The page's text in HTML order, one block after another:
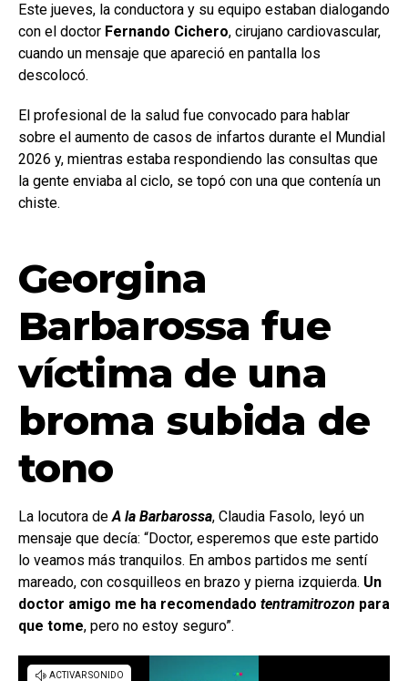
Este jueves, la conductora y su equipo estaban dialogando
con el doctor Fernando Cichero, cirujano cardiovascular,
cuando un mensaje que apareció en pantalla los
descolocó.
El profesional de la salud fue convocado para hablar
sobre el aumento de casos de infartos durante el Mundial
2026 y, mientras estaba respondiendo las consultas que
la gente enviaba al ciclo, se topó con una que contenía un
chiste.
Georgina
Barbarossa fue
víctima de una
broma subida de
tono
La locutora deA la Barbarossa, Claudia Fasolo, leyó un
mensaje que decía: “Doctor, esperemos que este partido
lo veamos más tranquilos. En ambos partidos me sentí
mareado, con cosquilleos en brazo y pierna izquierda. Un
doctor amigo me ha recomendado tentramitrozon para
que tome, pero no estoy seguro”.